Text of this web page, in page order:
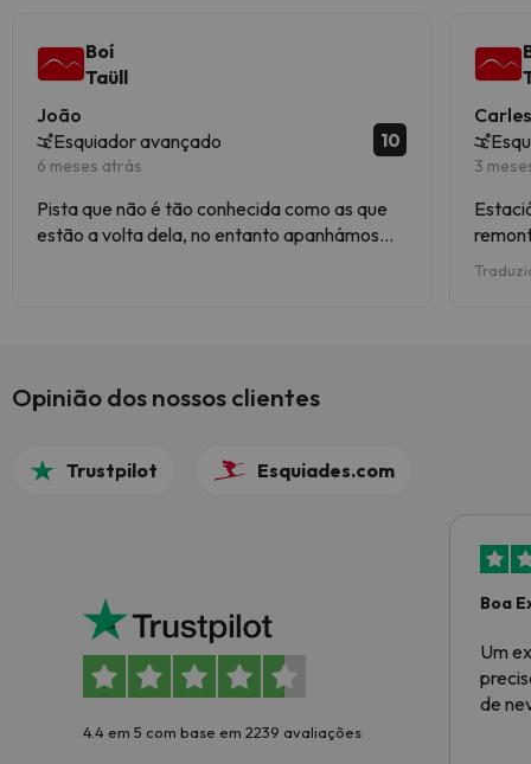
Boí
Taüll
João
Esquiador avançado
6 meses atrás
10
Pista que não é tão conhecida como as que
estão a volta dela, no entanto apanhámos
3
Opinião dos nossos clientes
Trustpilot Esquiades.com
4.4 em 5 com base em 2239 avaliações
Boa
Um
de